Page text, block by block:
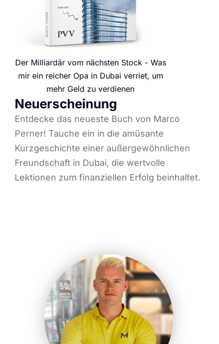
Der Milliardär vom nächsten Stock - Was
mir ein reicher Opa in Dubai verriet, um
mehr Geld zu verdienen
Neuerscheinung
Entdecke das neueste Buch von Marco
Perner! Tauche ein in die amüsante
Kurzgeschichte einer außergewöhnlichen
Freundschaft in Dubai, die wertvolle
Lektionen zum finanziellen Erfolg beinhaltet.